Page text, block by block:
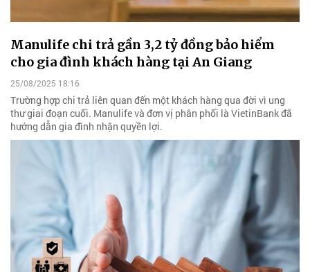
Manulife chi trả gần 3,2 tỷ đồng bảo hiểm
cho gia đình khách hàng tại An Giang
25/08/2025 18:16
Trường hợp chi trả liên quan đến một khách hàng qua đời vì ung
thư giai đoạn cuối. Manulife và đơn vị phân phối là VietinBank đã
hướng dẫn gia đình nhận quyền lợi.